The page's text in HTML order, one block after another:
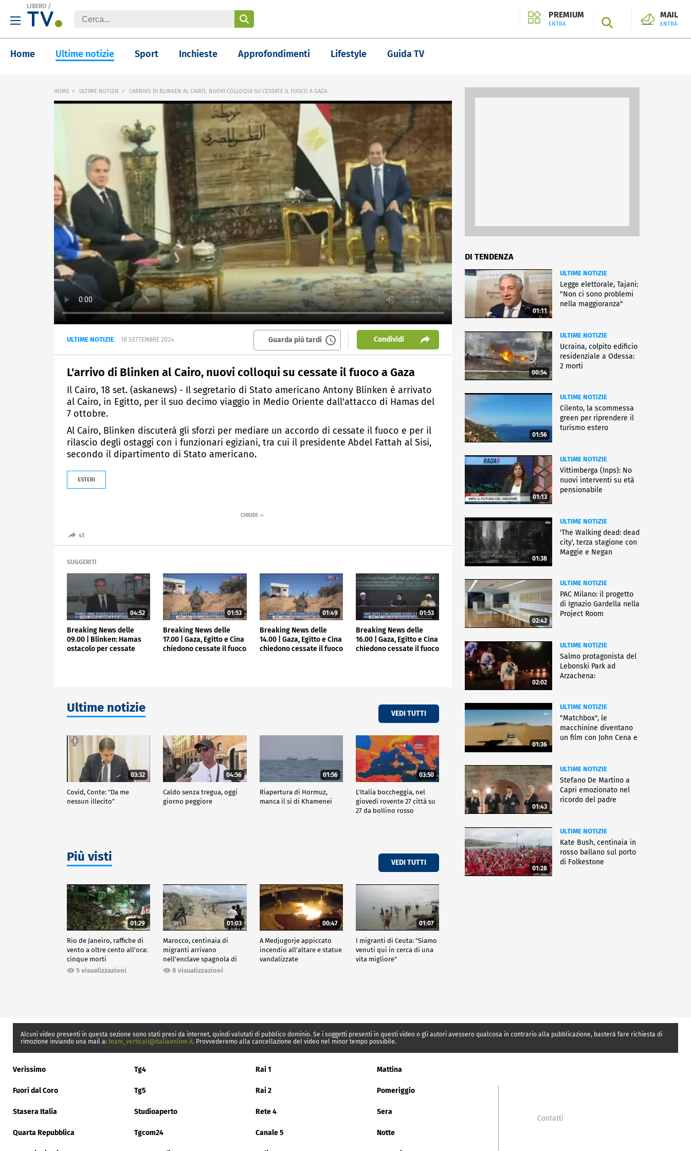
LIBERO /
PREMIUM
ENTRA SEARCH
MAIL
ENTRA
Home Ultime notizie Sport Inchieste Approfondimenti Lifestyle Guida TV
HOME ULTIME NOTIZIE L'ARRIVO DI BLINKEN AL CAIRO, NUOVI COLLOQUI SU CESSATE IL FUOCO A GAZA
ULTIME NOTIZIE 18 SETTEMBRE 2024 Guarda più tardi Condividi
L'arrivo di Blinken al Cairo, nuovi colloqui su cessate il fuoco a Gaza
Il Cairo, 18 set. (askanews) - Il segretario di Stato americano Antony Blinken è arrivato
al Cairo, in Egitto, per il suo decimo viaggio in Medio Oriente dall'attacco di Hamas del
7 ottobre.
Al Cairo, Blinken discuterà gli sforzi per mediare un accordo di cessate il fuoco e per il
rilascio degli ostaggi con i funzionari egiziani, tra cui il presidente Abdel Fattah al Sisi,
secondo il dipartimento di Stato americano.
ESTERI
41
SUGGERITI
04:52
Breaking News delle
09.00 | Blinken: Hamas
ostacolo per cessate
01:53
Breaking News delle
17.00 | Gaza, Egitto e Cina
chiedono cessate il fuoco
01:49
Breaking News delle
14.00 | Gaza, Egitto e Cina
chiedono cessate il fuoco
01:53
Breaking News delle
16.00 | Gaza, Egitto e Cina
chiedono cessate il fuoco
Ultime notizie VEDI TUTTI
03:32
Covid, Conte: "Da me
nessun illecito"
04:56
Caldo senza tregua, oggi
giorno peggiore
01:56
Riapertura di Hormuz,
manca il sì di Khamenei
03:50
L'Italia boccheggia, nel
giovedì rovente 27 città su
27 da bollino rosso
Più visti VEDI TUTTI
01:29
Rio de Janeiro, raffiche di
vento a oltre cento all'ora:
cinque morti
5 visualizzazioni
01:03
Marocco, centinaia di
migranti arrivano
nell'enclave spagnola di
Ceuta8 visualizzazioni
00:47
A Medjugorje appiccato
incendio all'altare e statue
vandalizzate
01:07
I migranti di Ceuta: "Siamo
venuti qui in cerca di una
vita migliore"
DI TENDENZA
01:11
ULTIME NOTIZIE
Legge elettorale, Tajani:
"Non ci sono problemi
nella maggioranza"
00:54
ULTIME NOTIZIE
Ucraina, colpito edificio
residenziale a Odessa:
2 morti
01:56
ULTIME NOTIZIE
Cilento, la scommessa
green per riprendere il
turismo estero
01:13
ULTIME NOTIZIE
Vittimberga (Inps): No
nuovi interventi su età
pensionabile
01:38
ULTIME NOTIZIE
'The Walking dead: dead
city', terza stagione con
Maggie e Negan
02:42
ULTIME NOTIZIE
PAC Milano: il progetto
di Ignazio Gardella nella
Project Room
02:02
ULTIME NOTIZIE
Salmo protagonista del
Lebonski Park ad
Arzachena:
01:36
ULTIME NOTIZIE
"Matchbox", le
macchinine diventano
un film con John Cena e
01:43
ULTIME NOTIZIE
Stefano De Martino a
Capri emozionato nel
ricordo del padre
01:28
ULTIME NOTIZIE
Kate Bush, centinaia in
rosso ballano sul porto
di Folkestone
Alcuni video presenti in questa sezione sono stati presi da internet, quindi valutati di pubblico dominio. Se i soggetti presenti in questi video o gli autori avessero qualcosa in contrario alla pubblicazione, basterà fare richiesta di
rimozione inviando una mail a: team_verticali@italiaonline.it. Provvederemo alla cancellazione del video nel minor tempo possibile.
Verissimo Tg4 Rai 1 Mattina
Fuori dal Coro Tg5 Rai 2 Pomeriggio
Stasera Italia Studioaperto Rete 4 Sera
Quarta Repubblica Tgcom24 Canale 5 Notte
Contatti